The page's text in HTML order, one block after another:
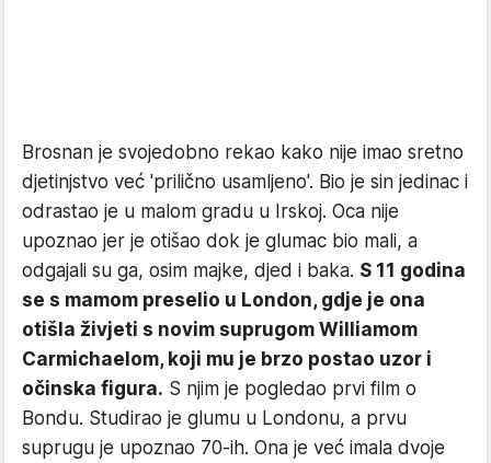
Brosnan je svojedobno rekao kako nije imao sretno
djetinjstvo već 'prilično usamljeno'. Bio je sin jedinac i
odrastao je u malom gradu u Irskoj. Oca nije
upoznao jer je otišao dok je glumac bio mali, a
odgajali su ga, osim majke, djed i baka. S 11 godina
se s mamom preselio u London, gdje je ona
otišla živjeti s novim suprugom Williamom
Carmichaelom, koji mu je brzo postao uzor i
očinska figura. S njim je pogledao prvi film o
Bondu. Studirao je glumu u Londonu, a prvu
suprugu je upoznao 70-ih. Ona je već imala dvoje